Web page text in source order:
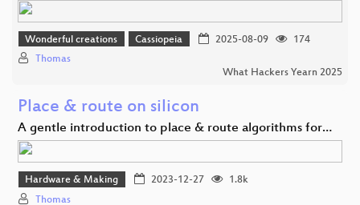
Wonderful creations Cassiopeia 2025-08-09
174
Thomas
What Hackers Yearn 2025
Place & route on silicon
A gentle introduction to place & route algorithms for…
Hardware & Making 2023-12-27
1.8k
Thomas